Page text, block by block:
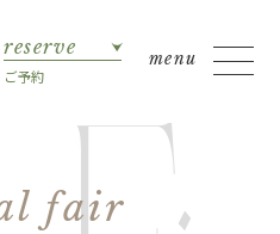
reserve
ご予約
fair